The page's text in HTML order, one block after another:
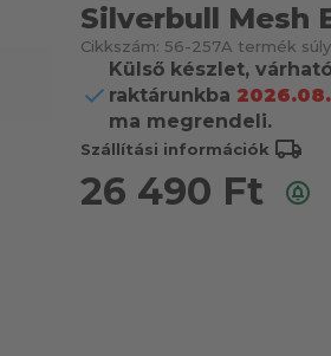
Silverbull Mesh
Cikkszám: 56-257A termék
Külső készlet,
raktárunkba
ma megrendeli.
Szállítási információk local_shipping
26 490 Ft